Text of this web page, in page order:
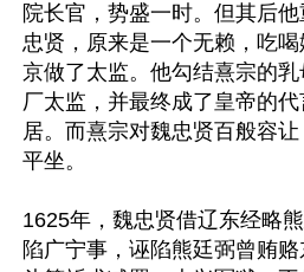
院长官，势盛一时。但其后
忠贤，原来是一个无赖，吃
京做了太监。他勾结熹宗的
厂太监，并最终成了皇帝的代
居。而熹宗对魏忠贤百般容
平坐。
1625年，魏忠贤借辽东经略
陷广宁事，诬陷熊廷弼曾贿